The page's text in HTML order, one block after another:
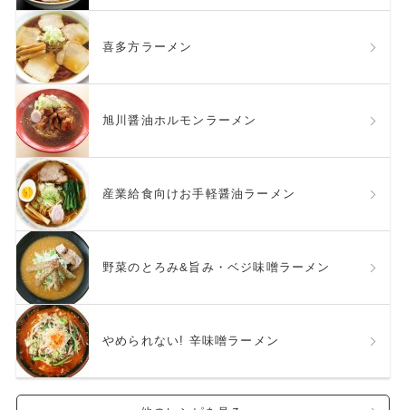
喜多方ラーメン
旭川醤油ホルモンラーメン
産業給食向けお手軽醤油ラーメン
野菜のとろみ&旨み・ベジ味噌ラーメン
やめられない! 辛味噌ラーメン